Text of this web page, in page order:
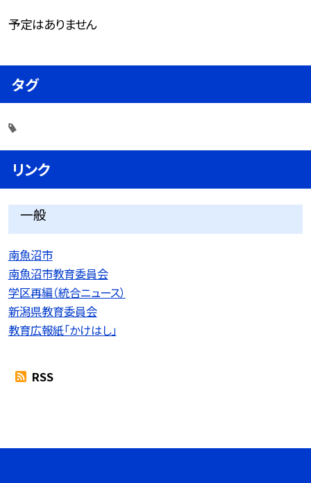
予定はありません
タグ
リンク
一般
南魚沼市
南魚沼市教育委員会
学区再編（統合ニュース）
新潟県教育委員会
教育広報紙「かけはし」
RSS